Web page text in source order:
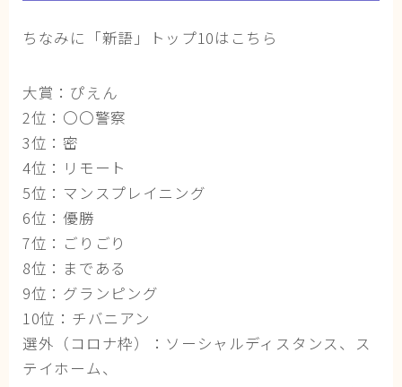
ちなみに「新語」トップ10はこちら
大賞：ぴえん
2位：〇〇警察
3位：密
4位：リモート
5位：マンスプレイニング
6位：優勝
7位：ごりごり
8位：まである
9位：グランピング
10位：チバニアン
選外（コロナ枠）：ソーシャルディスタンス、ス
テイホーム、